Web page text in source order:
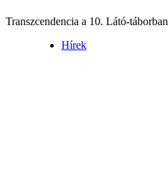
Transzcendencia a 10. Látó-táborban
Hírek